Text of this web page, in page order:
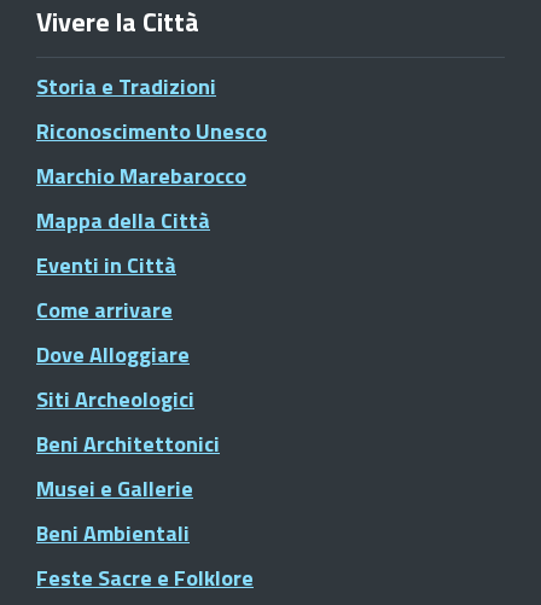
Vivere la Città
Storia e Tradizioni
Riconoscimento Unesco
Marchio Marebarocco
Mappa della Città
Eventi in Città
Come arrivare
Dove Alloggiare
Siti Archeologici
Beni Architettonici
Musei e Gallerie
Beni Ambientali
Feste Sacre e Folklore